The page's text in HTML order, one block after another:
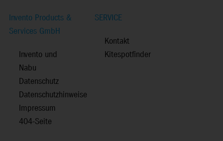
Invento Products &
Services GmbH
Invento und
Nabu
Datenschutz
Datenschutzhinweise
Impressum
404-Seite
SERVICE
Kontakt
Kitespotfinder